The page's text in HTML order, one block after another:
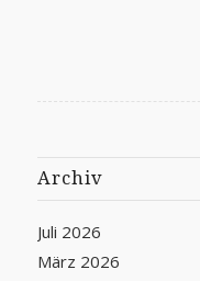
Archiv
Juli 2026
März 2026